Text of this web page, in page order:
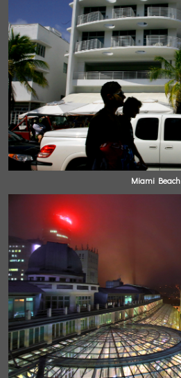
Miami Beach